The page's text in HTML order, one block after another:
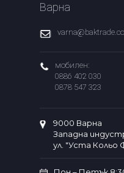
Варна
мобилен:
0886 402 030
0878 547 323
9000 Варна
Западна
ул. "Уста Кольо